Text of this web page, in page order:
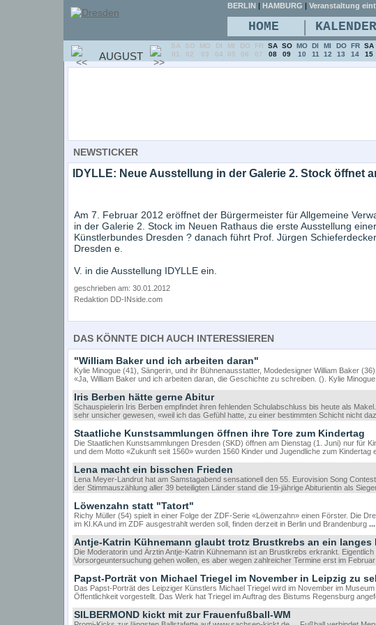
NEWSTICKER
IDYLLE: Neue Ausstellung in der Galerie 2. Stock öffnet
Am 7. Februar 2012 eröffnet der Bürgermeister für Allgemeine
in der Galerie 2. Stock im Neuen Rathaus die erste Ausstellung
Künstlerbundes Dresden ? danach führt Prof. Jürgen
Dresden e.
V. in die Ausstellung IDYLLE ein.
geschrieben am: 30.01.2012
Redaktion DD-INside.com
DAS KÖNNTE DICH AUCH INTERESSIEREN
"William Baker und ich arbeiten daran"
Kylie Minogue (41), Sängerin, und ihr Bühnenausstatter, Modedesigner William Baker
«Ja, William Baker und ich arbeiten daran, die Geschichte zu schreiben. (). Kylie
Iris Berben hätte gerne Abitur
Schauspielerin Iris Berben empfindet ihren fehlenden Schulabschluss bis heute als
sehr unsicher gewesen, «weil ich das Gefühl hatte, zu einer bestimmten Schicht nicht
Staatliche Kunstsammlungen öffnen ihre Tore zum Kindertag
Die Staatlichen Kunstsammlungen Dresden (SKD) öffnen am Dienstag (1. Juni) nur für
und dem Motto «Zukunft seit 1560» wurden 1560 Kinder und Jugendliche zum Kindertag
Lena macht ein bisschen Frieden
Lena Meyer-Landrut hat am Samstagabend sensationell den 55. Eurovision Song
der Stimmauszählung aller 39 beteiligten Länder stand die 19-jährige Abiturientin als
Löwenzahn statt "Tatort"
Richy Müller (54) spielt in einer Folge der ZDF-Serie «Löwenzahn» einen Förster. Die
im KI.KA und im ZDF ausgestrahlt werden soll, finden derzeit in Berlin und Brandenburg
Antje-Katrin Kühnemann glaubt trotz Brustkrebs an ein langes
Die Moderatorin und Ärztin Antje-Katrin Kühnemann ist an Brustkrebs erkrankt.
Vorsorgeuntersuchung gehen wollen, es aber wegen zahlreicher Termine erst im
Papst-Porträt von Michael Triegel im November in Leipzig zu
Das Papst-Porträt des Leipziger Künstlers Michael Triegel wird im November im
Öffentlichkeit vorgestellt. Das Werk hat Triegel im Auftrag des Bistums Regensburg
SILBERMOND kickt mit zur Frauenfußball-WM
BERLIN | HAMBURG | Veranstaltung
HOME | KALENDER
AUGUST
SA
01
SO
02
MO
03
DI
04
MI
05
DO
06
FR
07
SA
08
SO
09
MO
10
DI
11
MI
12
DO
13
FR
14
SA
15